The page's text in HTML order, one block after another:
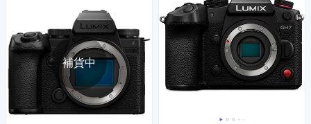
補貨中